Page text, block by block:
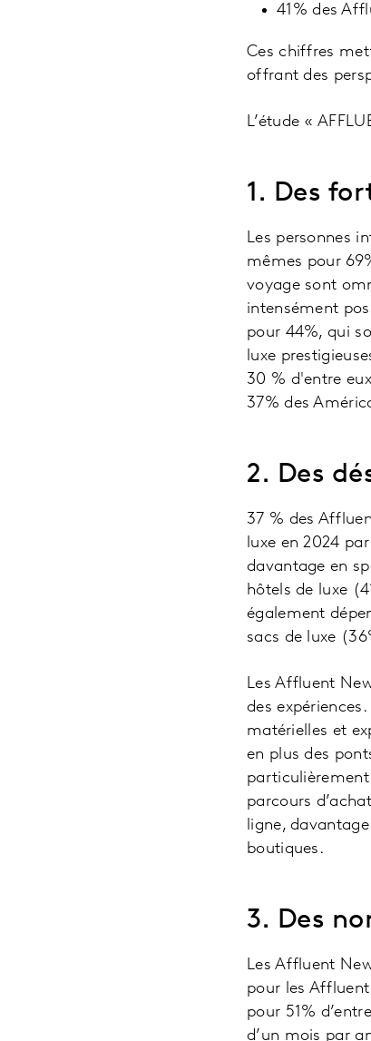
41% des
Ces chiffres
offrant des
L’étude «
1. Des
Les personnes
mêmes pour
voyage sont
intensément
pour 44%, qui
luxe
30 % d'entre
37% des
2. Des
37 % des
luxe en 2024
davantage en
hôtels de luxe
également
sacs de luxe
Les Affluent
des
matérielles et
en plus des
particulièrement
parcours
ligne,
boutiques.
3. Des
Les Affluent
pour les
pour 51%
d’un mois par